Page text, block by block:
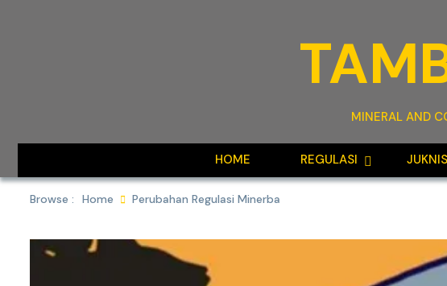
MINERAL AND
HOME REGULASI JUKNIS
Browse : Home Perubahan Regulasi Minerba